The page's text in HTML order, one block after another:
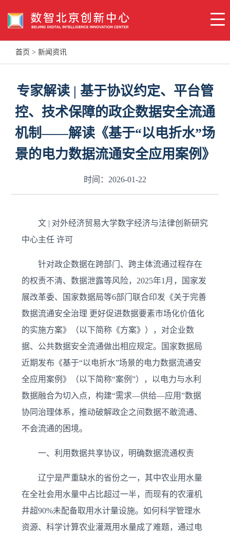
首页 > 新闻资讯
专家解读 | 基于协议约定、平台管
控、技术保障的政企数据安全流通
机制——解读《基于“以电折水”场
景的电力数据流通安全应用案例》
时间：2026-01-22
文 | 对外经济贸易大学数字经济与法律创新研究
中心主任 许可
针对政企数据在跨部门、跨主体流通过程存在
的权责不清、数据泄露等风险，2025年1月，国家发
展改革委、国家数据局等6部门联合印发《关于完善
数据流通安全治理 更好促进数据要素市场化价值化
的实施方案》（以下简称《方案》），对企业数
据、公共数据安全流通做出相应规定。国家数据局
近期发布《基于“以电折水”场景的电力数据流通安
全应用案例》（以下简称“案例”），以电力与水利
数据融合为切入点，构建“需求—供给—应用”数据
协同治理体系，推动破解政企之间数据不敢流通、
不会流通的困境。
一、利用数据共享协议，明确数据流通权责
辽宁是严重缺水的省份之一，其中农业用水量
在全社会用水量中占比超过一半，而现有的农灌机
井超90%未配备取用水计量设施。如何科学管理水
资源、科学计算农业灌溉用水量成了难题，通过电